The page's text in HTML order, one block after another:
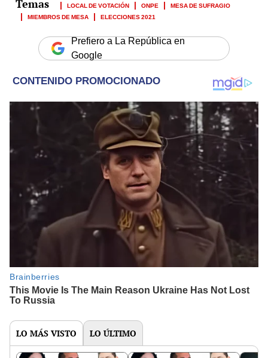
LOCAL DE VOTACIÓN ONPE
MESA DE SUFRAGIO
MIEMBROS DE MESA
ELECCIONES 2021
Prefiero a La República en
Google
LO MÁS VISTO LO ÚLTIMO